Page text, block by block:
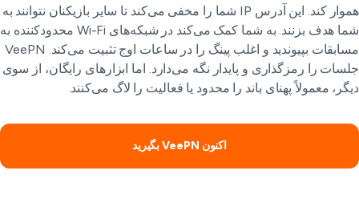
هموار کند. این آدرس IP شما را مخفی می‌کند تا سایر بازیکنان نتوانند به
شما هدف بزنند. به شما کمک می‌کند در شبکه‌های Wi-Fi محدودکننده به
مسابقات بپیوندید و اغلب پینگ را در ساعات اوج تثبیت می‌کند. VeePN
را رمزگذاری و پایدار نگه می‌دارد. اما ابزارهای رایگان، از سوی
معمولاً پهنای باند را محدود یا فعالیت را لاگ می‌کنند.
اکنون VeePN بگیرید